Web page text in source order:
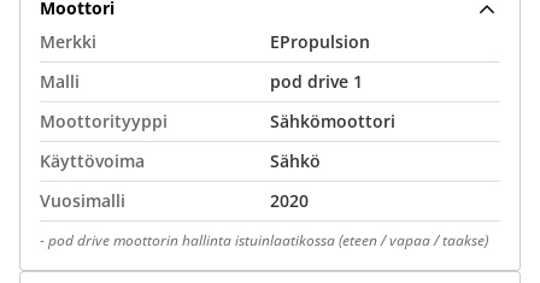
Moottori
Merkki
EPropulsion
Malli
pod drive 1
Moottorityyppi
Sähkömoottori
Käyttövoima
Sähkö
Vuosimalli
2020
-pod drive moottorin hallinta istuinlaatikossa (eteen / vapaa / taakse)